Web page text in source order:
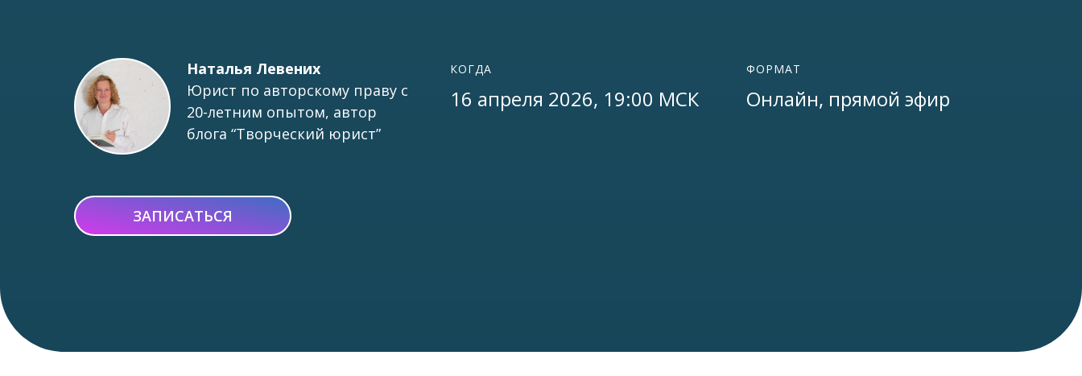
Наталья Левених
Юрист по авторскому праву с
20-летним опытом, автор
блога “Творческий юрист”
16 апреля 2026, 19:00 МСК Онлайн, прямой эфир
КОГДА ФОРМАТ
ЗАПИСАТЬСЯ